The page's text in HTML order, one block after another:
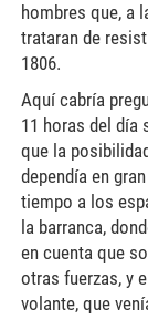
hombres que, a
trataran de
1806.
Aquí cabría
11 horas del día
que la
dependía en
tiempo a los
la barranca,
en cuenta que
otras fuerzas, y
volante, que